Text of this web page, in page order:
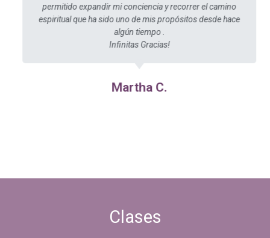
permitido expandir mi conciencia y recorrer el camino
espiritual que ha sido uno de mis propósitos desde hace
algún tiempo .
Infinitas Gracias!
Martha C.
Clases